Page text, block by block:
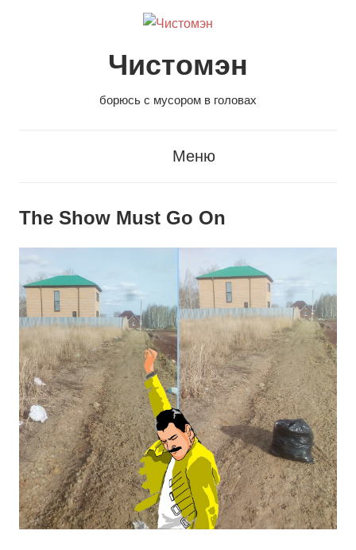
Чистомэн
борюсь с мусором в головах
Меню
The Show Must Go On